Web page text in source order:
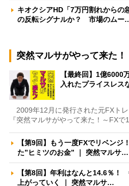
キオクシアHD「7万円割れからの
の反転シグナルか？ 市場のムー
突然マルサがやって来た！
【最終回】1億6000
入れたプライスレス
2009年12月に発行された元FXト
『突然マルサがやって来た！～FX
【第9回】もう一度FXでリベン
た”ヒミツのお金” ｜ 突然マルサ…
【第8回】年利はなんと14.6％
上がっていく ｜ 突然マルサ…